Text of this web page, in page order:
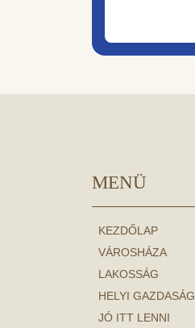
MENÜ
KEZDŐLAP
VÁROSHÁZA
LAKOSSÁG
HELYI GAZDASÁG
JÓ ITT LENNI